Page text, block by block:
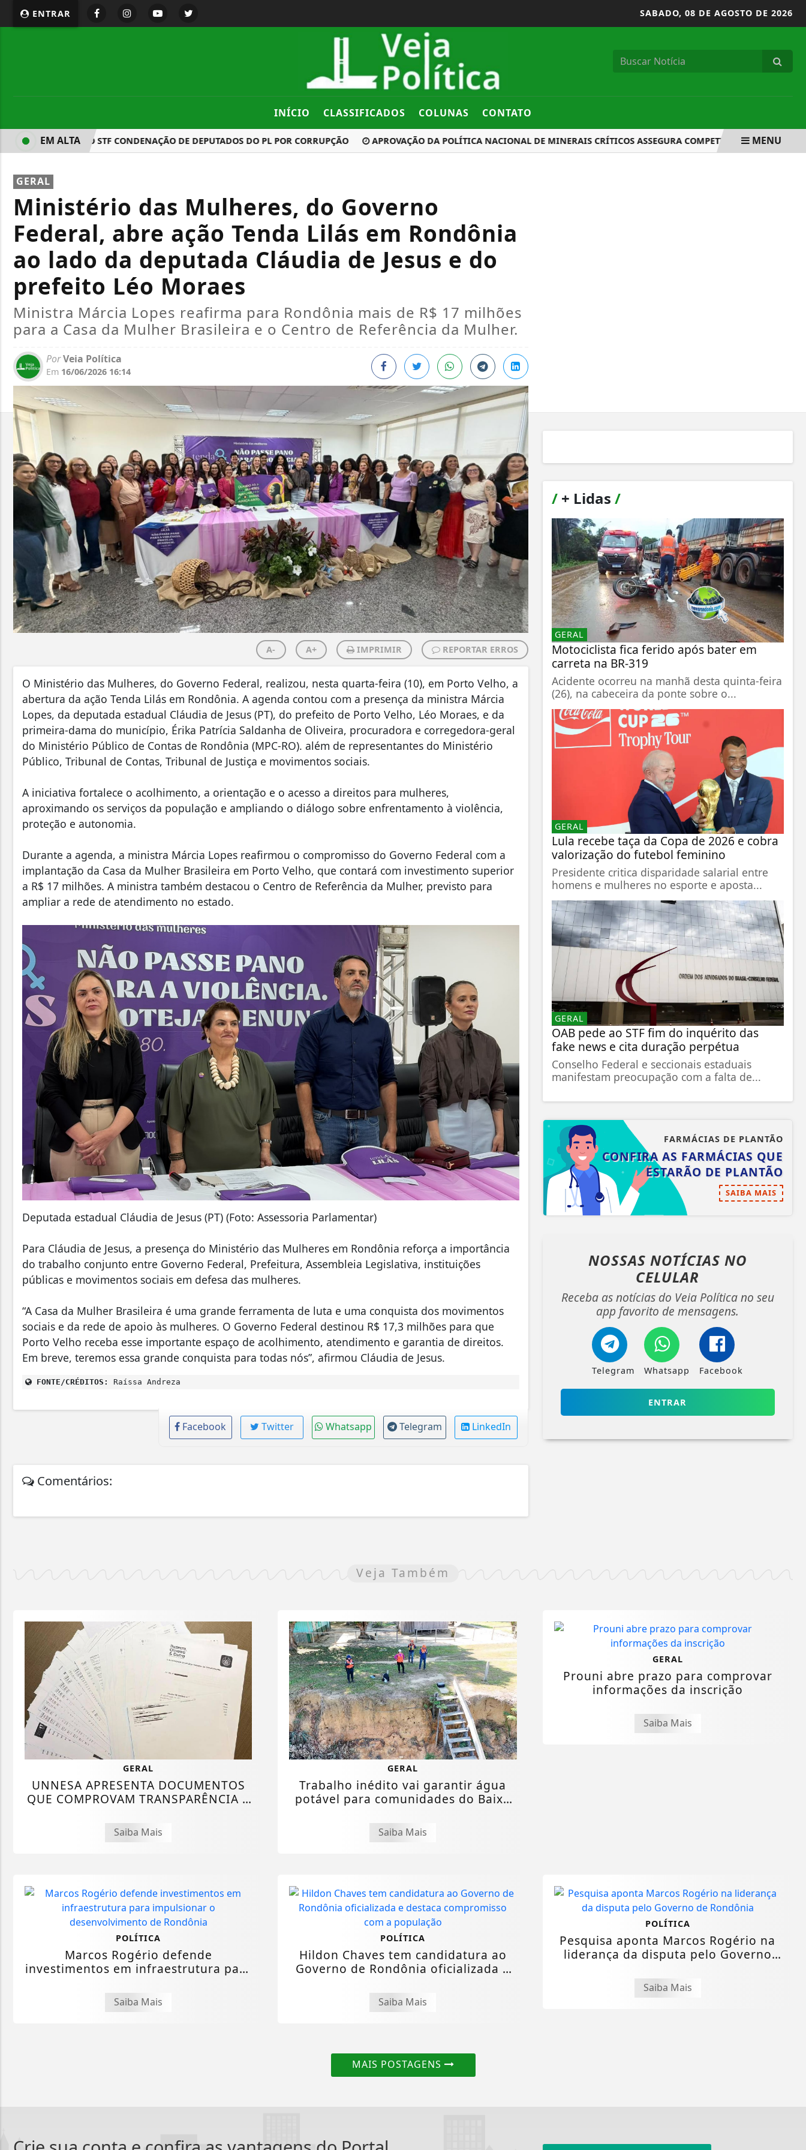
ENTRAR SABADO, 08 DE AGOSTO DE 2026
INÍCIO CLASSIFICADOS COLUNAS CONTATO
PGR SOLICITA AO STF CONDENAÇÃO DE DEPUTADOS DO PL POR CORRUPÇÃO APROVAÇÃO DA POLÍTICA NACIONAL DE MINERAIS CRÍTICOS ASSEGURA COMPETITIVIDADE AO BRASIL,...
EM ALTA MENU
GERAL
Ministério das Mulheres, do Governo
Federal, abre ação Tenda Lilás em Rondônia
ao lado da deputada Cláudia de Jesus e do
prefeito Léo Moraes
Ministra Márcia Lopes reafirma para Rondônia mais de R$ 17 milhões
para a Casa da Mulher Brasileira e o Centro de Referência da Mulher.
PorVeia Política
Em 16/06/2026 16:14
A- A+ IMPRIMIR REPORTAR ERROS
O Ministério das Mulheres, do Governo Federal, realizou, nesta quarta-feira (10), em Porto Velho, a
abertura da ação Tenda Lilás em Rondônia. A agenda contou com a presença da ministra Márcia
Lopes, da deputada estadual Cláudia de Jesus (PT), do prefeito de Porto Velho, Léo Moraes, e da
primeira-dama do município, Érika Patrícia Saldanha de Oliveira, procuradora e corregedora-geral
do Ministério Público de Contas de Rondônia (MPC-RO). além de representantes do Ministério
Público, Tribunal de Contas, Tribunal de Justiça e movimentos sociais.
A iniciativa fortalece o acolhimento, a orientação e o acesso a direitos para mulheres,
aproximando os serviços da população e ampliando o diálogo sobre enfrentamento à violência,
proteção e autonomia.
Durante a agenda, a ministra Márcia Lopes reafirmou o compromisso do Governo Federal com a
implantação da Casa da Mulher Brasileira em Porto Velho, que contará com investimento superior
a R$ 17 milhões. A ministra também destacou o Centro de Referência da Mulher, previsto para
ampliar a rede de atendimento no estado.
Deputada estadual Cláudia de Jesus (PT) (Foto: Assessoria Parlamentar)
Para Cláudia de Jesus, a presença do Ministério das Mulheres em Rondônia reforça a importância
do trabalho conjunto entre Governo Federal, Prefeitura, Assembleia Legislativa, instituições
públicas e movimentos sociais em defesa das mulheres.
“A Casa da Mulher Brasileira é uma grande ferramenta de luta e uma conquista dos movimentos
sociais e da rede de apoio às mulheres. O Governo Federal destinou R$ 17,3 milhões para que
Porto Velho receba esse importante espaço de acolhimento, atendimento e garantia de direitos.
Em breve, teremos essa grande conquista para todas nós”, afirmou Cláudia de Jesus.
FONTE/CRÉDITOS: Raíssa Andreza
Facebook Twitter Whatsapp Telegram LinkedIn
Comentários:
/+ Lidas /
GERAL
Motociclista fica ferido após bater em
carreta na BR-319
Acidente ocorreu na manhã desta quinta-feira
(26), na cabeceira da ponte sobre o...
GERAL
Lula recebe taça da Copa de 2026 e cobra
valorização do futebol feminino
Presidente critica disparidade salarial entre
homens e mulheres no esporte e aposta...
GERAL
OAB pede ao STF fim do inquérito das
fake news e cita duração perpétua
Conselho Federal e seccionais estaduais
manifestam preocupação com a falta de...
FARMÁCIAS DE PLANTÃO
CONFIRA AS FARMÁCIAS QUE
ESTARÃO DE PLANTÃO
SAIBA MAIS
NOSSAS NOTÍCIAS NO
CELULAR
Receba as notícias do Veia Política no seu
app favorito de mensagens.
Telegram Whatsapp Facebook
ENTRAR
Veja Também
GERAL
UNNESA APRESENTA DOCUMENTOS
QUE COMPROVAM TRANSPARÊNCIA E
Saiba Mais
GERAL
Trabalho inédito vai garantir água
potável para comunidades do Baixo
Saiba Mais
GERAL
Prouni abre prazo para comprovar
informações da inscrição
Saiba Mais
POLÍTICA
Marcos Rogério defende
investimentos em infraestrutura para
Saiba Mais
POLÍTICA
Hildon Chaves tem candidatura ao
Governo de Rondônia oficializada e
Saiba Mais
POLÍTICA
Pesquisa aponta Marcos Rogério na
liderança da disputa pelo Governo
Saiba Mais
MAIS POSTAGENS